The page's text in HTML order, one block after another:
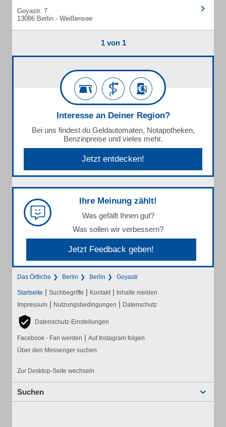
Goyastr. 7
13086 Berlin - Weißensee
1 von 1
Interesse an Deiner Region?
Bei uns findest du Geldautomaten, Notapotheken,
Benzinpreise und vieles mehr.
Jetzt entdecken!
Ihre Meinung zählt!
Was gefällt Ihnen gut?
Was sollen wir verbessern?
Jetzt Feedback geben!
Das Örtliche Berlin Berlin Goyastr
Startseite | Suchbegriffe | Kontakt | Inhalte melden
Impressum | Nutzungsbedingungen | Datenschutz
Datenschutz-Einstellungen
Facebook - Fan werden | Auf Instagram folgen
Über den Messenger suchen
Zur Desktop-Seite wechseln
Suchen